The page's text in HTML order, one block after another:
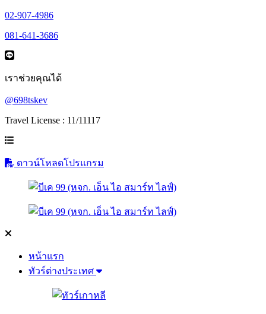
02-907-4986
081-641-3686
เราช่วยคุณได้
@698tskev
Travel License : 11/11117
ดาวน์โหลดโปรแกรม
หน้าแรก
ทัวร์ต่างประเทศ